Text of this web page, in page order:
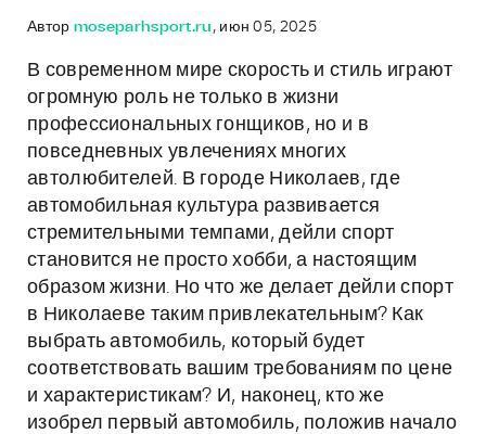
Автор moseparhsport.ru , июн 05, 2025
В современном мире скорость и стиль играют
огромную роль не только в жизни
профессиональных гонщиков, но и в
повседневных увлечениях многих
автолюбителей. В городе Николаев, где
автомобильная культура развивается
стремительными темпами, дейли спорт
становится не просто хобби, а настоящим
образом жизни. Но что же делает дейли спорт
в Николаеве таким привлекательным? Как
выбрать автомобиль, который будет
соответствовать вашим требованиям по цене
и характеристикам? И, наконец, кто же
изобрел первый автомобиль, положив начало